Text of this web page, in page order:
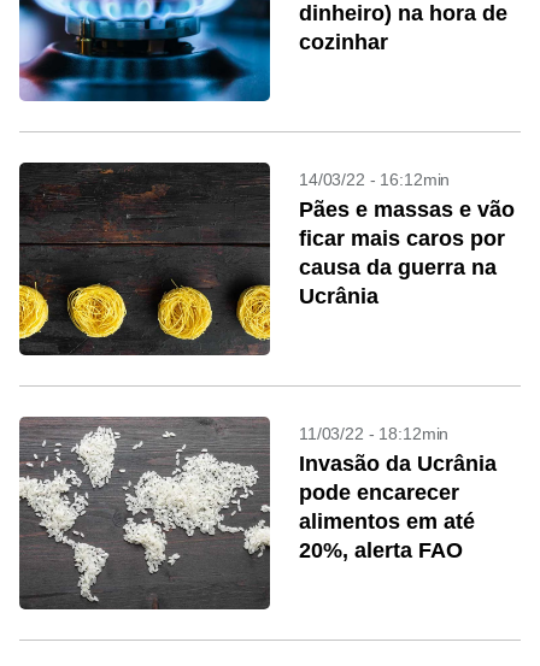
dinheiro) na hora de
cozinhar
14/03/22 - 16:12min
Pães e massas e vão
ficar mais caros por
causa da guerra na
Ucrânia
11/03/22 - 18:12min
Invasão da Ucrânia
pode encarecer
alimentos em até
20%, alerta FAO